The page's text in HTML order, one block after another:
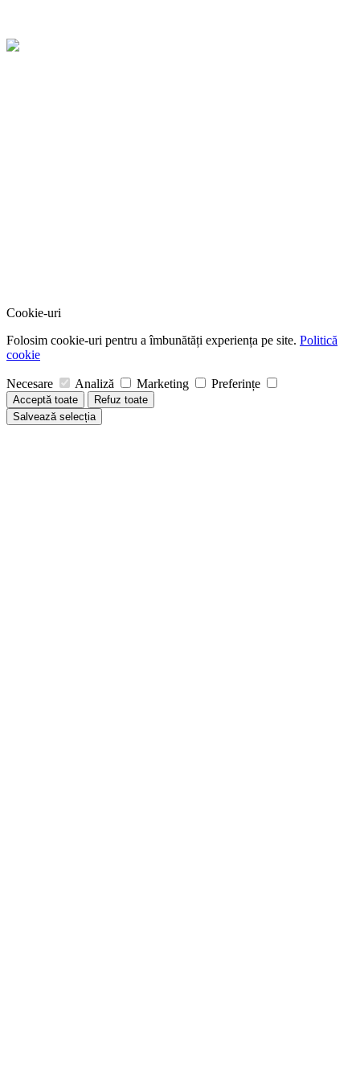
Cookie-uri
Folosim cookie-uri pentru a îmbunătăți experiența pe site. Politică
cookie
Necesare Analiză Marketing Preferințe
Acceptă toate
Refuz toate
Salvează selecția